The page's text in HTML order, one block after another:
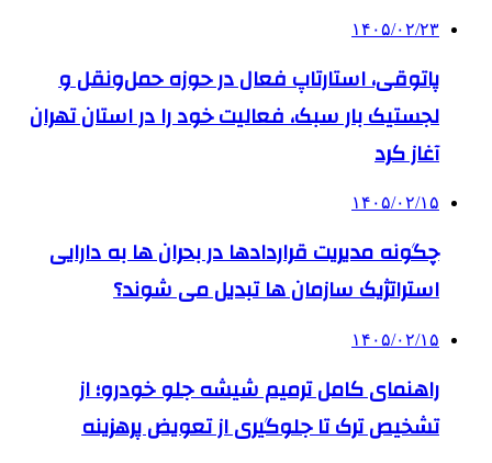
۱۴۰۵/۰۲/۲۳
پاتوقی، استارتاپ فعال در حوزه حمل‌ونقل و
لجستیک بار سبک، فعالیت خود را در استان تهران
آغاز کرد
۱۴۰۵/۰۲/۱۵
چگونه مدیریت قراردادها در بحران ها به دارایی
استراتژیک سازمان ها تبدیل می شوند؟
۱۴۰۵/۰۲/۱۵
راهنمای کامل ترمیم شیشه جلو خودرو؛ از
تشخیص ترک تا جلوگیری از تعویض پرهزینه